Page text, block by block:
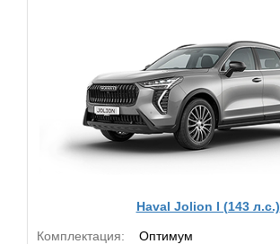
Haval Jolion I (143 л.с.)
Комплектация:
Оптимум